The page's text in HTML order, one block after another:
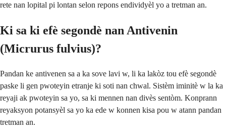
rete nan lopital pi lontan selon repons endividyèl yo a tretman an.
Ki sa ki efè segondè nan Antivenin
(Micrurus fulvius)?
Pandan ke antivenen sa a ka sove lavi w, li ka lakòz tou efè segondè
paske li gen pwoteyin etranje ki soti nan chwal. Sistèm iminitè w la ka
reyaji ak pwoteyin sa yo, sa ki mennen nan divès sentòm. Konprann
reyaksyon potansyèl sa yo ka ede w konnen kisa pou w atann pandan
tretman an.